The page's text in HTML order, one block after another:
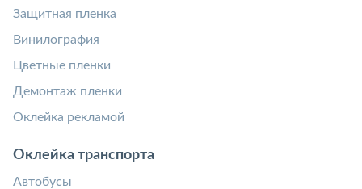
Защитная пленка
Винилография
Цветные пленки
Демонтаж пленки
Оклейка рекламой
Оклейка транспорта
Автобусы